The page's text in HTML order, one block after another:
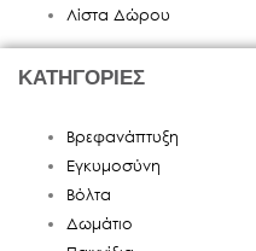
Λίστα Δώρου
ΚΑΤΗΓΟΡΙΕΣ
Βρεφανάπτυξη
Εγκυμοσύνη
Βόλτα
Δωμάτιο